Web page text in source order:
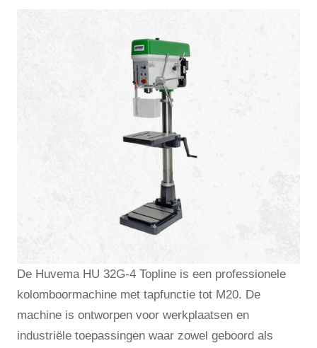
De Huvema HU 32G-4 Topline is een professionele
kolomboormachine met tapfunctie tot M20. De
machine is ontworpen voor werkplaatsen en
industriële toepassingen waar zowel geboord als